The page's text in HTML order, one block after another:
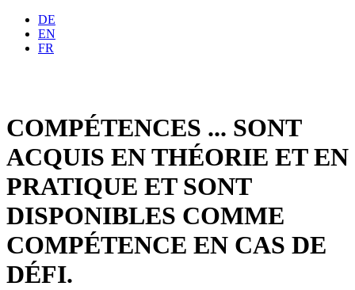
DE
EN
FR
COMPÉTENCES ... SONT
ACQUIS EN THÉORIE ET EN
PRATIQUE ET SONT
DISPONIBLES COMME
COMPÉTENCE EN CAS DE
DÉFI.